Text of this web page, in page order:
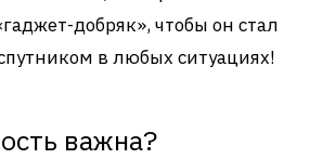
добряк», чтобы он стал
в любых ситуациях!
важна?